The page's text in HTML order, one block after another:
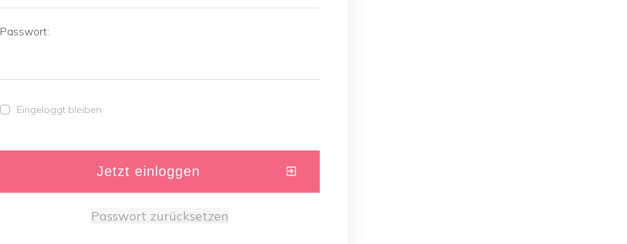
Passwort:
Eingeloggt bleiben
Jetzt einloggen
Passwort zurücksetzen